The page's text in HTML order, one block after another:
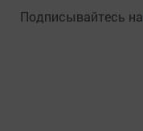
Подписывайтесь на